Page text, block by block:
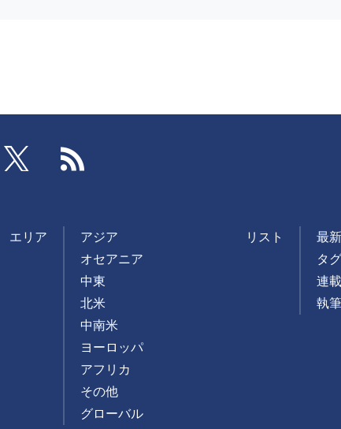
Twitter
エリア
アジア
オセアニア
中東
北米
中南米
ヨーロッパ
アフリカ
その他
グローバル
リスト
最
タ
連
執